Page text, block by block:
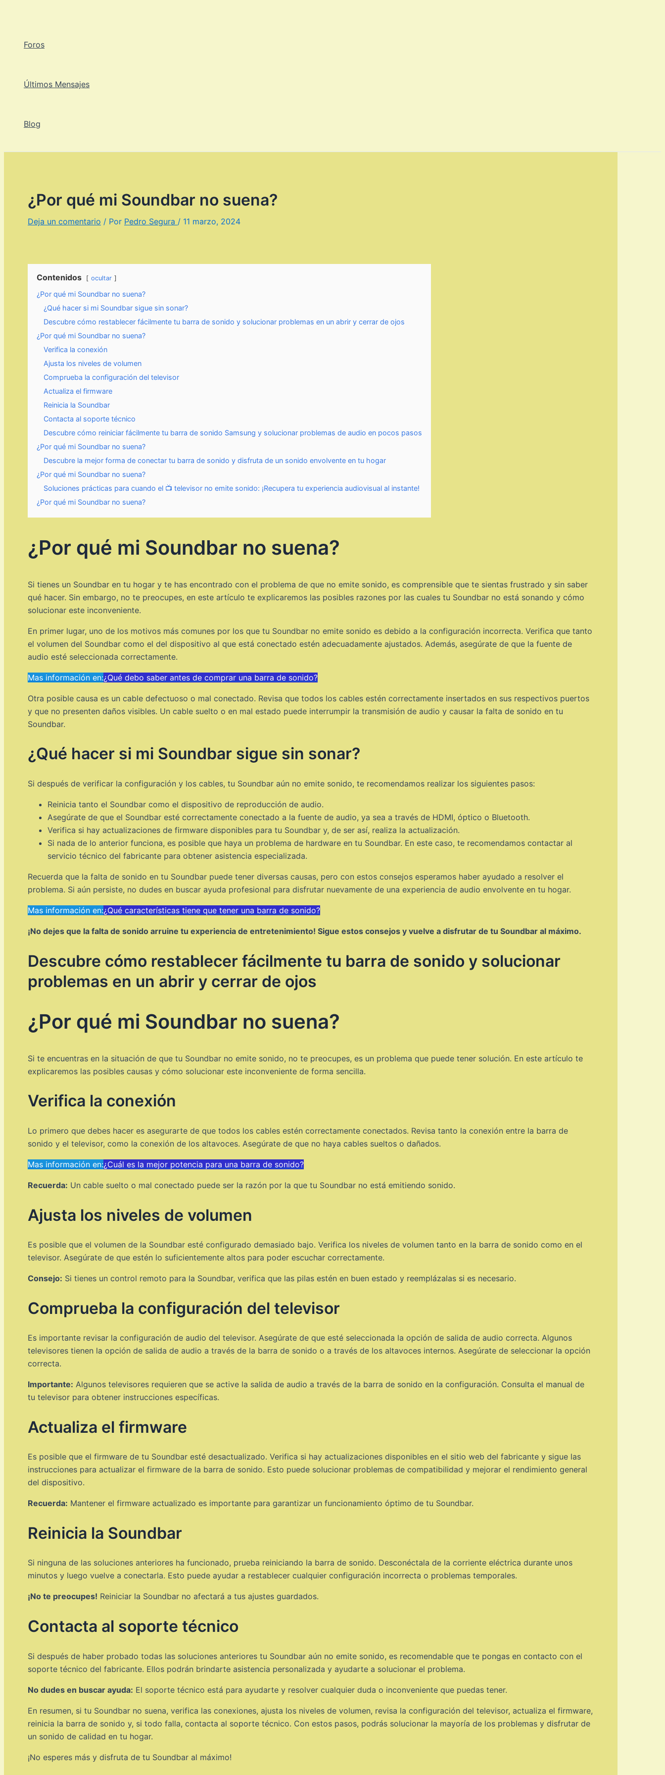
Foros
Últimos Mensajes
Blog
¿Por qué mi Soundbar no suena?
Deja un comentario / Por Pedro Segura / 11 marzo, 2024
Contenidos ocultar
¿Por qué mi Soundbar no suena?
¿Qué hacer si mi Soundbar sigue sin sonar?
Descubre cómo restablecer fácilmente tu barra de sonido y solucionar problemas en un abrir y cerrar de ojos
¿Por qué mi Soundbar no suena?
Verifica la conexión
Ajusta los niveles de volumen
Comprueba la configuración del televisor
Actualiza el firmware
Reinicia la Soundbar
Contacta al soporte técnico
Descubre cómo reiniciar fácilmente tu barra de sonido Samsung y solucionar problemas de audio en pocos pasos
¿Por qué mi Soundbar no suena?
Descubre la mejor forma de conectar tu barra de sonido y disfruta de un sonido envolvente en tu hogar
¿Por qué mi Soundbar no suena?
Soluciones prácticas para cuando el 📺 televisor no emite sonido: ¡Recupera tu experiencia audiovisual al instante!
¿Por qué mi Soundbar no suena?
¿Por qué mi Soundbar no suena?
Si tienes un Soundbar en tu hogar y te has encontrado con el problema de que no emite sonido, es comprensible que te sientas frustrado y sin saber
qué hacer. Sin embargo, no te preocupes, en este artículo te explicaremos las posibles razones por las cuales tu Soundbar no está sonando y cómo
solucionar este inconveniente.
En primer lugar, uno de los motivos más comunes por los que tu Soundbar no emite sonido es debido a la configuración incorrecta. Verifica que tanto
el volumen del Soundbar como el del dispositivo al que está conectado estén adecuadamente ajustados. Además, asegúrate de que la fuente de
audio esté seleccionada correctamente.
Mas información en:¿Qué debo saber antes de comprar una barra de sonido?
Otra posible causa es un cable defectuoso o mal conectado. Revisa que todos los cables estén correctamente insertados en sus respectivos puertos
y que no presenten daños visibles. Un cable suelto o en mal estado puede interrumpir la transmisión de audio y causar la falta de sonido en tu
Soundbar.
¿Qué hacer si mi Soundbar sigue sin sonar?
Si después de verificar la configuración y los cables, tu Soundbar aún no emite sonido, te recomendamos realizar los siguientes pasos:
Reinicia tanto el Soundbar como el dispositivo de reproducción de audio.
Asegúrate de que el Soundbar esté correctamente conectado a la fuente de audio, ya sea a través de HDMI, óptico o Bluetooth.
Verifica si hay actualizaciones de firmware disponibles para tu Soundbar y, de ser así, realiza la actualización.
Si nada de lo anterior funciona, es posible que haya un problema de hardware en tu Soundbar. En este caso, te recomendamos contactar al
servicio técnico del fabricante para obtener asistencia especializada.
Recuerda que la falta de sonido en tu Soundbar puede tener diversas causas, pero con estos consejos esperamos haber ayudado a resolver el
problema. Si aún persiste, no dudes en buscar ayuda profesional para disfrutar nuevamente de una experiencia de audio envolvente en tu hogar.
Mas información en:¿Qué características tiene que tener una barra de sonido?
¡No dejes que la falta de sonido arruine tu experiencia de entretenimiento! Sigue estos consejos y vuelve a disfrutar de tu Soundbar al máximo.
Descubre cómo restablecer fácilmente tu barra de sonido y solucionar
problemas en un abrir y cerrar de ojos
¿Por qué mi Soundbar no suena?
Si te encuentras en la situación de que tu Soundbar no emite sonido, no te preocupes, es un problema que puede tener solución. En este artículo te
explicaremos las posibles causas y cómo solucionar este inconveniente de forma sencilla.
Verifica la conexión
Lo primero que debes hacer es asegurarte de que todos los cables estén correctamente conectados. Revisa tanto la conexión entre la barra de
sonido y el televisor, como la conexión de los altavoces. Asegúrate de que no haya cables sueltos o dañados.
Mas información en:¿Cuál es la mejor potencia para una barra de sonido?
Recuerda: Un cable suelto o mal conectado puede ser la razón por la que tu Soundbar no está emitiendo sonido.
Ajusta los niveles de volumen
Es posible que el volumen de la Soundbar esté configurado demasiado bajo. Verifica los niveles de volumen tanto en la barra de sonido como en el
televisor. Asegúrate de que estén lo suficientemente altos para poder escuchar correctamente.
Consejo: Si tienes un control remoto para la Soundbar, verifica que las pilas estén en buen estado y reemplázalas si es necesario.
Comprueba la configuración del televisor
Es importante revisar la configuración de audio del televisor. Asegúrate de que esté seleccionada la opción de salida de audio correcta. Algunos
televisores tienen la opción de salida de audio a través de la barra de sonido o a través de los altavoces internos. Asegúrate de seleccionar la opción
correcta.
Importante: Algunos televisores requieren que se active la salida de audio a través de la barra de sonido en la configuración. Consulta el manual de
tu televisor para obtener instrucciones específicas.
Actualiza el firmware
Es posible que el firmware de tu Soundbar esté desactualizado. Verifica si hay actualizaciones disponibles en el sitio web del fabricante y sigue las
instrucciones para actualizar el firmware de la barra de sonido. Esto puede solucionar problemas de compatibilidad y mejorar el rendimiento general
del dispositivo.
Recuerda: Mantener el firmware actualizado es importante para garantizar un funcionamiento óptimo de tu Soundbar.
Reinicia la Soundbar
Si ninguna de las soluciones anteriores ha funcionado, prueba reiniciando la barra de sonido. Desconéctala de la corriente eléctrica durante unos
minutos y luego vuelve a conectarla. Esto puede ayudar a restablecer cualquier configuración incorrecta o problemas temporales.
¡No te preocupes! Reiniciar la Soundbar no afectará a tus ajustes guardados.
Contacta al soporte técnico
Si después de haber probado todas las soluciones anteriores tu Soundbar aún no emite sonido, es recomendable que te pongas en contacto con el
soporte técnico del fabricante. Ellos podrán brindarte asistencia personalizada y ayudarte a solucionar el problema.
No dudes en buscar ayuda: El soporte técnico está para ayudarte y resolver cualquier duda o inconveniente que puedas tener.
En resumen, si tu Soundbar no suena, verifica las conexiones, ajusta los niveles de volumen, revisa la configuración del televisor, actualiza el firmware,
reinicia la barra de sonido y, si todo falla, contacta al soporte técnico. Con estos pasos, podrás solucionar la mayoría de los problemas y disfrutar de
un sonido de calidad en tu hogar.
¡No esperes más y disfruta de tu Soundbar al máximo!